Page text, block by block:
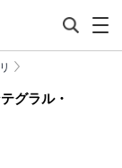
グラル・